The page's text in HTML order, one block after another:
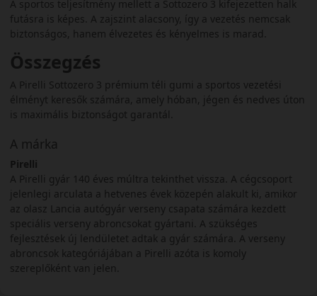
A sportos teljesítmény mellett a Sottozero 3 kifejezetten halk
futásra is képes. A zajszint alacsony, így a vezetés nemcsak
biztonságos, hanem élvezetes és kényelmes is marad.
Összegzés
A Pirelli Sottozero 3 prémium téli gumi a sportos vezetési
élményt keresők számára, amely hóban, jégen és nedves úton
is maximális biztonságot garantál.
A márka
Pirelli
A Pirelli gyár 140 éves múltra tekinthet vissza. A cégcsoport
jelenlegi arculata a hetvenes évek közepén alakult ki, amikor
az olasz Lancia autógyár verseny csapata számára kezdett
speciális verseny abroncsokat gyártani. A szükséges
fejlesztések új lendületet adtak a gyár számára. A verseny
abroncsok kategóriájában a Pirelli azóta is komoly
szereplőként van jelen.